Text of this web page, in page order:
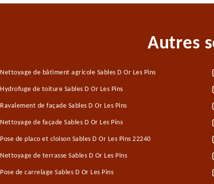
Autres
Nettoyage de bâtiment agricole Sables D Or Les Pins
Hydrofuge de toiture Sables D Or Les Pins
Ravalement de façade Sables D Or Les Pins
Nettoyage de façade Sables D Or Les Pins
Pose de placo et cloison Sables D Or Les Pins 22240
Nettoyage de terrasse Sables D Or Les Pins
Pose de carrelage Sables D Or Les Pins